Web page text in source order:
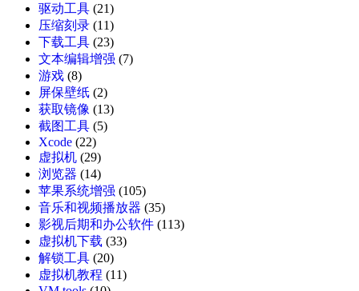
驱动工具 (21)
压缩刻录 (11)
下载工具 (23)
文本编辑增强 (7)
游戏 (8)
屏保壁纸 (2)
获取镜像 (13)
截图工具 (5)
Xcode (22)
虚拟机 (29)
浏览器 (14)
苹果系统增强 (105)
音乐和视频播放器 (35)
影视后期和办公软件 (113)
虚拟机下载 (33)
解锁工具 (20)
虚拟机教程 (11)